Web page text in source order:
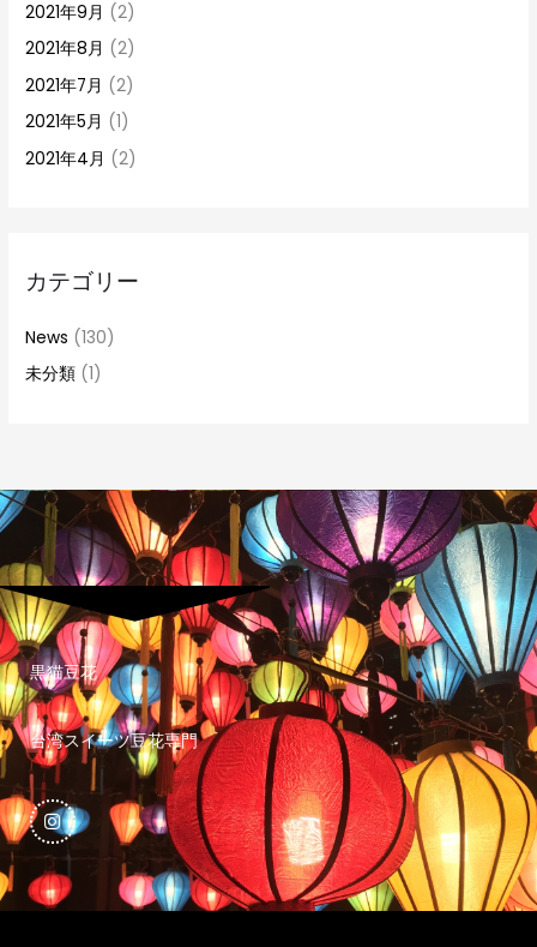
2021年9月 (2)
2021年8月 (2)
2021年7月 (2)
2021年5月 (1)
2021年4月 (2)
カテゴリー
News (130)
未分類 (1)
黒猫豆花
台湾スイーツ豆花専門
n
s
t
a
g
r
a